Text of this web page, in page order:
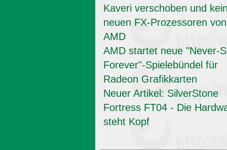
Kaveri verschoben und
neuen FX-Prozessoren von
AMD
AMD startet neue "Never-
Forever"-Spielebündel für
Radeon Grafikkarten
Neuer Artikel: SilverStone
Fortress FT04 - Die
steht Kopf